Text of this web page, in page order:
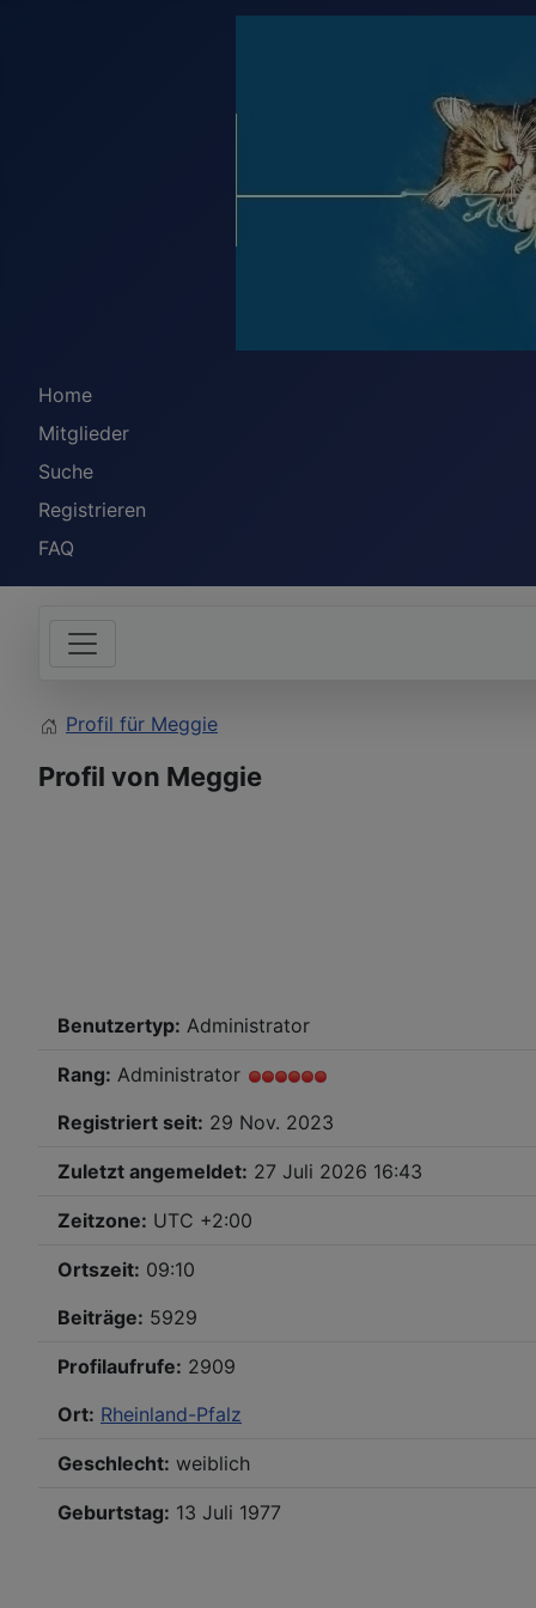
Home
Mitglieder
Suche
Registrieren
FAQ
Profil für Meggie
Profil von Meggie
Benutzertyp: Administrator
Rang: Administrator
Registriert seit: 29 Nov. 2023
Zuletzt angemeldet: 27 Juli 2026 16:43
Zeitzone: UTC +2:00
Ortszeit: 09:10
Beiträge: 5929
Profilaufrufe: 2909
Ort: Rheinland-Pfalz
Geschlecht: weiblich
Geburtstag: 13 Juli 1977